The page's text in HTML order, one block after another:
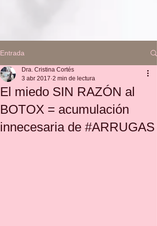
Entrada
El miedo SIN RAZÓN al
BOTOX = acumulación
innecesaria de #ARRUGAS
Dra. Cristina Cortés
3 abr 2017 2 min de lectura